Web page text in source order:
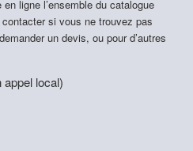
ligne l’ensemble du catalogue
si vous ne trouvez pas
un devis, ou pour d’autres
appel local)